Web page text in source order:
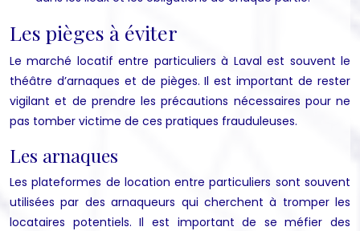
Les pièges à éviter
Le marché locatif entre particuliers à Laval est souvent le
théâtre d’arnaques et de pièges. Il est important de rester
vigilant et de prendre les précautions nécessaires pour ne
pas tomber victime de ces pratiques frauduleuses.
Les arnaques
Les plateformes de location entre particuliers sont souvent
utilisées par des arnaqueurs qui cherchent à tromper les
locataires potentiels. Il est important de se méfier des